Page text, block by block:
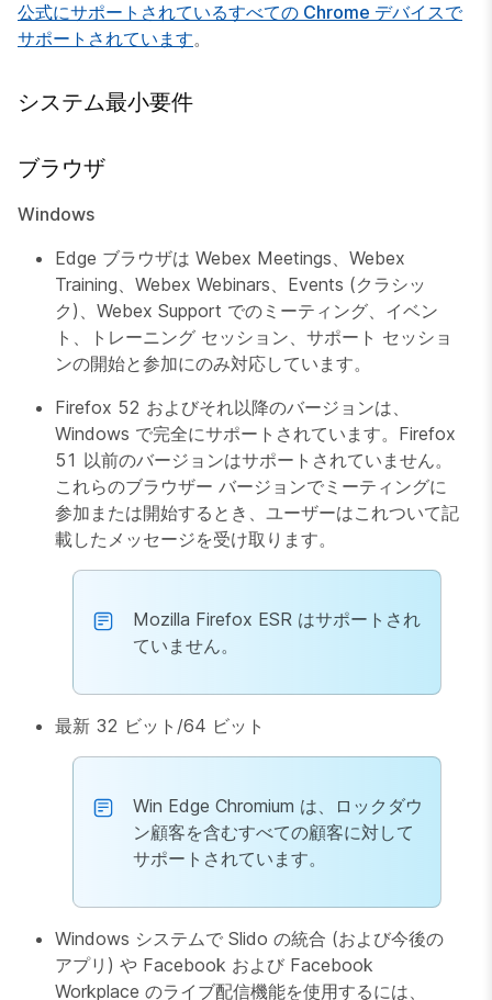
公式にサポートされているすべての Chrome デバイスで
サポートされています。
システム最小要件
ブラウザ
Windows
Edge ブラウザは Webex Meetings、Webex
Training、Webex Webinars、Events (クラシッ
ク)、Webex Support でのミーティング、イベン
ト、トレーニング セッション、サポート セッショ
ンの開始と参加にのみ対応しています。
Firefox 52 およびそれ以降のバージョンは、
Windows で完全にサポートされています。Firefox
51 以前のバージョンはサポートされていません。
これらのブラウザー バージョンでミーティングに
参加または開始するとき、ユーザーはこれついて記
載したメッセージを受け取ります。
Mozilla Firefox ESR はサポートされ
ていません。
最新 32 ビット/64 ビット
Win Edge Chromium は、ロックダウ
ン顧客を含むすべての顧客に対して
サポートされています。
Windows システムで Slido の統合 (および今後の
アプリ) や Facebook および Facebook
Workplace のライブ配信機能を使用するには、